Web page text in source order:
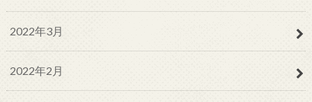
2022年3月
2022年2月